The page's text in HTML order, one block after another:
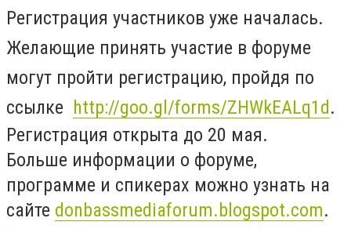
Регистрация участников уже началась.
Желающие принять участие в форуме
могут пройти регистрацию, пройдя по
ссылке
http://goo.gl/forms/ZHWkEALq1d.
Регистрация открыта до 20 мая.
Больше информации о форуме,
программе и спикерах можно узнать на
сайте donbassmediaforum.blogspot.com.